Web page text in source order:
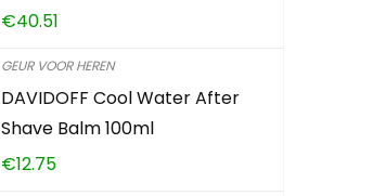
€40.51
GEUR VOOR HEREN
DAVIDOFF Cool Water After
Shave Balm 100ml
€12.75